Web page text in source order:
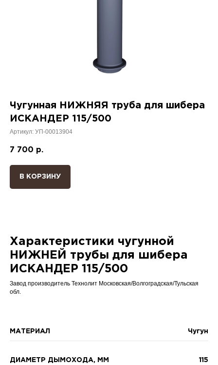
Чугунная НИЖНЯЯ труба для шибера
ИСКАНДЕР 115/500
Артикул: УП-00013904
7 700 р.
В КОРЗИНУ
Характеристики чугунной
НИЖНЕЙ трубы для шибера
ИСКАНДЕР 115/500
Завод производитель Технолит Московская/Волгоградская/Тульская
обл.
МАТЕРИАЛ Чугун
ДИАМЕТР ДЫМОХОДА, ММ 115